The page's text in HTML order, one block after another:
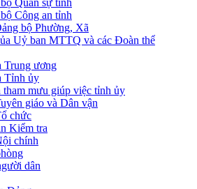
Công an tỉnh
bộ Phường, Xã
Uỷ ban MTTQ và các Đoàn thể
Trung ương
Tỉnh ủy
tham mưu giúp việc tỉnh ủy
giáo và Dân vận
chức
Kiểm tra
chính
dân